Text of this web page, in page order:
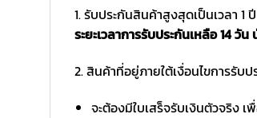
1. รับประกันสินค้าสูงสุดเป็นเวลา
ระยะเวลาการรับประกันเหลือ 14 วั
2. สินค้าที่อยู่ภายใต้เงื่อนไขการรับ
จะต้องมีใบเสร็จรับเงินตัวจริง